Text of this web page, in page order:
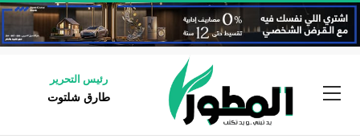
رئيس التحرير
طارق شلتوت